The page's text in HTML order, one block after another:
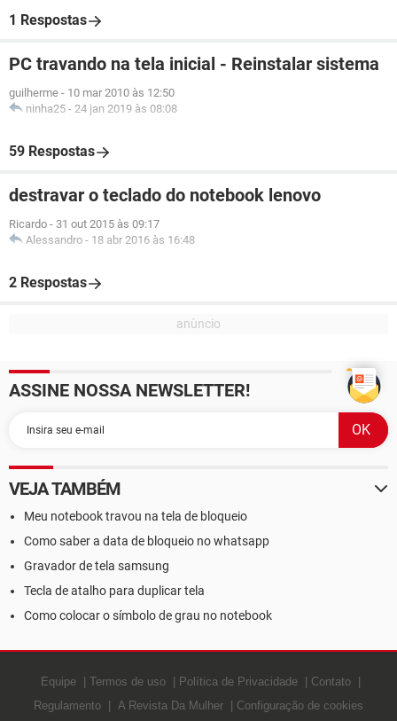
1 Respostas
PC travando na tela inicial - Reinstalar sistema
guilherme - 10 mar 2010 às 12:50
ninha25 - 24 jan 2019 às 08:08
59 Respostas
destravar o teclado do notebook lenovo
Ricardo - 31 out 2015 às 09:17
Alessandro - 18 abr 2016 às 16:48
2 Respostas
ASSINE NOSSA NEWSLETTER!
VEJA TAMBÉM
Meu notebook travou na tela de bloqueio
Como saber a data de bloqueio no whatsapp
Gravador de tela samsung
Tecla de atalho para duplicar tela
Como colocar o símbolo de grau no notebook
Equipe Termos de uso Política de Privacidade
Contato
Regulamento
A Revista Da Mulher Configuração de cookies